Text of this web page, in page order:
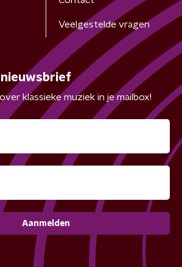
Veelgestelde vragen
nieuwsbrief
klassieke muziek in je mailbox!
Aanmelden